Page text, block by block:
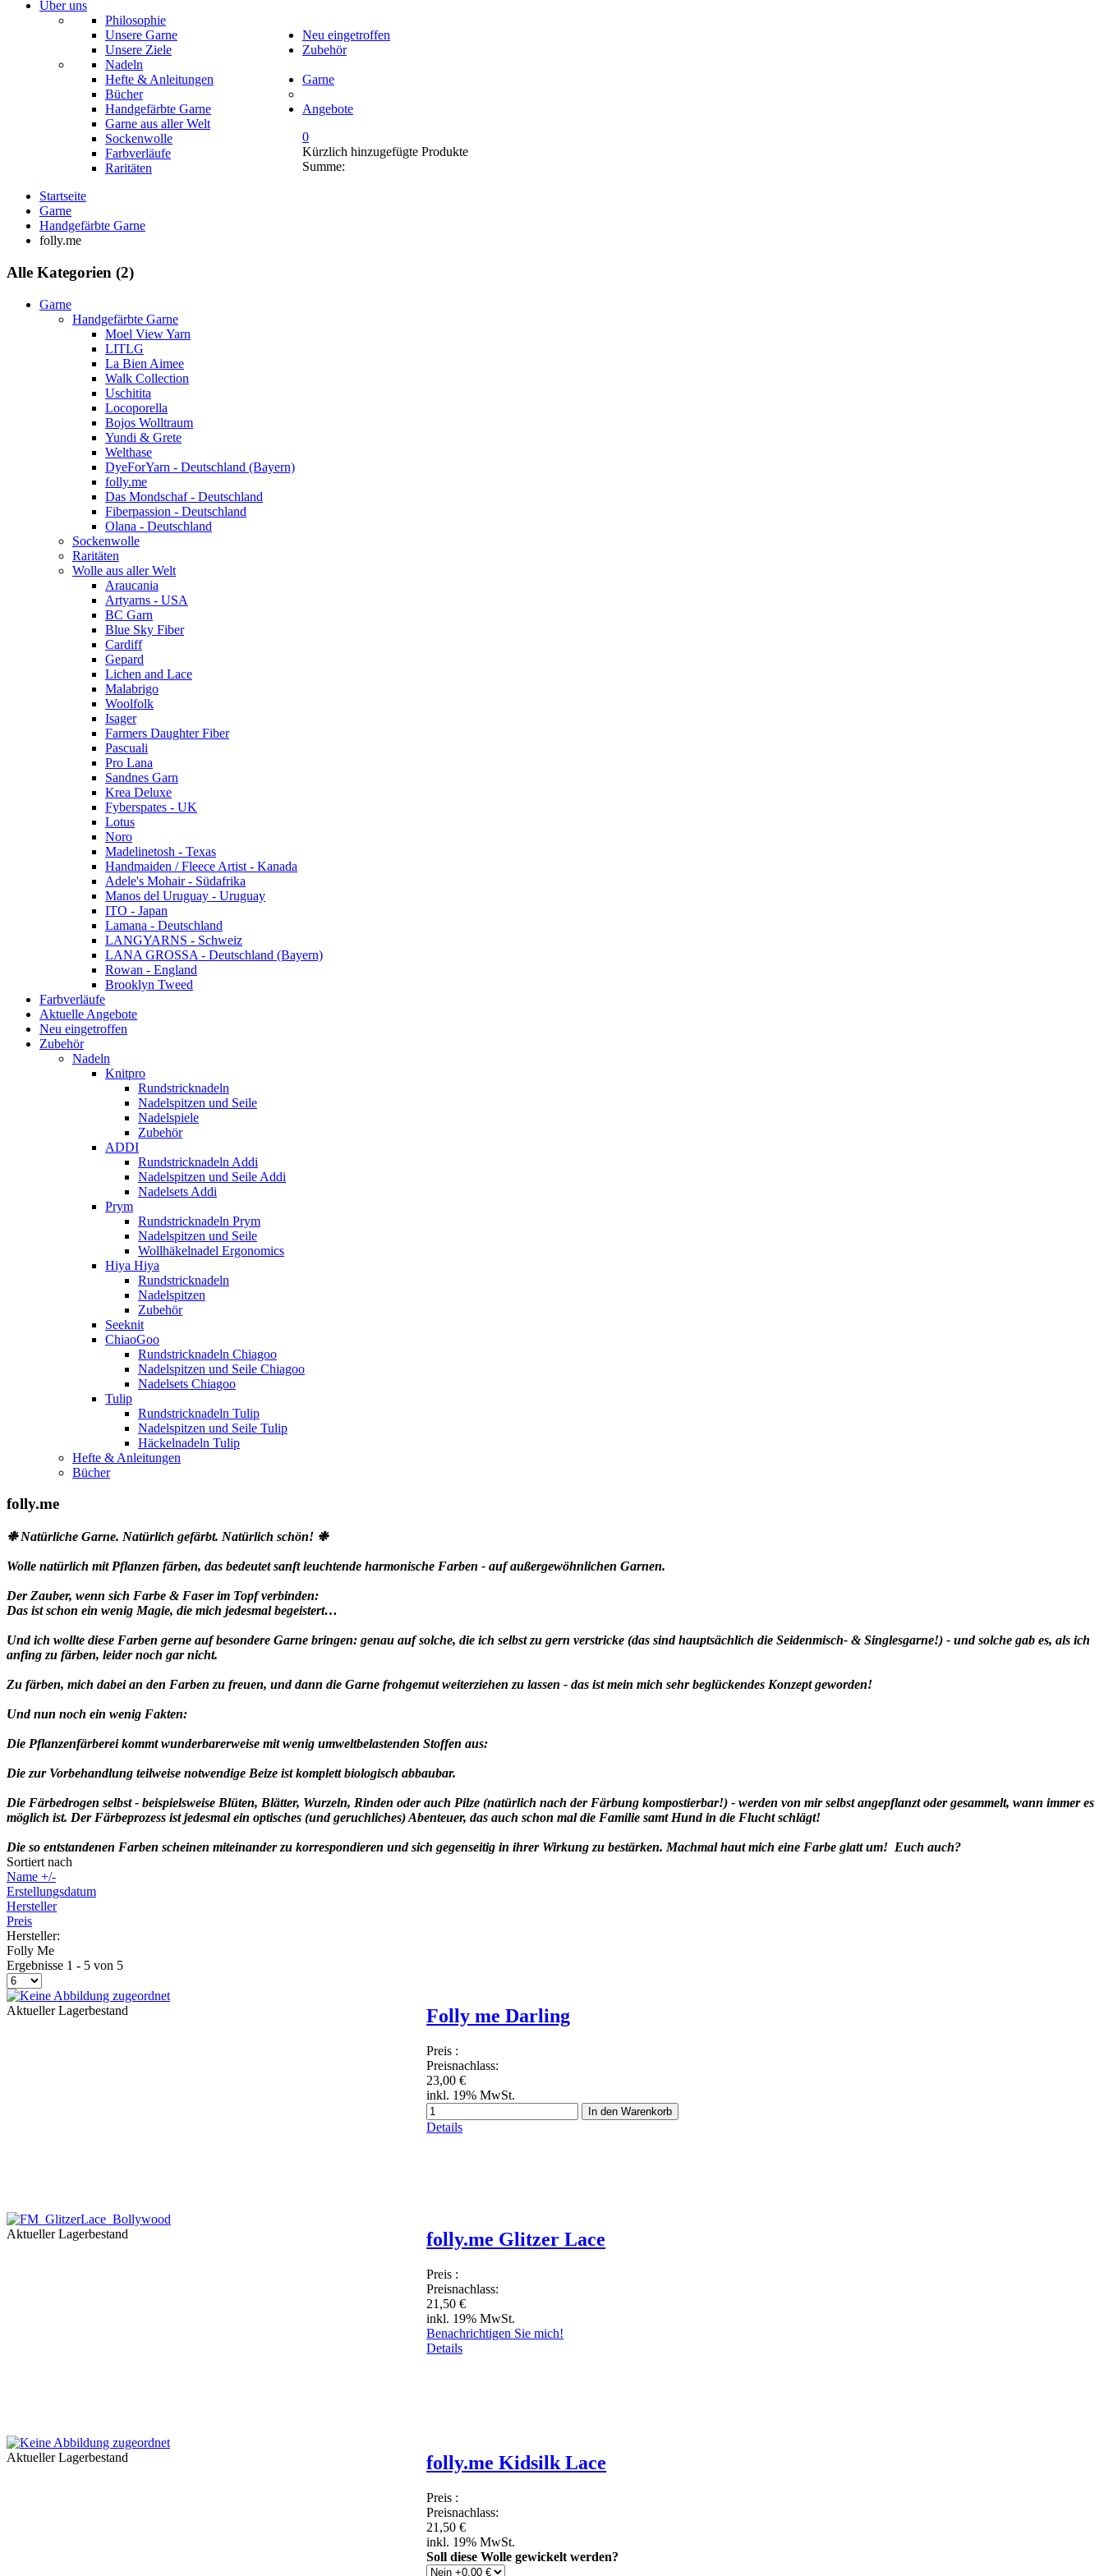
Über uns
Philosophie
Unsere Garne
Unsere Ziele
Neu eingetroffen
Zubehör
Nadeln
Hefte & Anleitungen
Bücher
Garne
Handgefärbte Garne
Garne aus aller Welt
Sockenwolle
Farbverläufe
Raritäten
Angebote
0
Kürzlich hinzugefügte Produkte
Summe:
Startseite
Garne
Handgefärbte Garne
folly.me
Alle Kategorien (2)
Garne
Handgefärbte Garne
Moel View Yarn
LITLG
La Bien Aimee
Walk Collection
Uschitita
Locoporella
Bojos Wolltraum
Yundi & Grete
Welthase
DyeForYarn - Deutschland (Bayern)
folly.me
Das Mondschaf - Deutschland
Fiberpassion - Deutschland
Olana - Deutschland
Sockenwolle
Raritäten
Wolle aus aller Welt
Araucania
Artyarns - USA
BC Garn
Blue Sky Fiber
Cardiff
Gepard
Lichen and Lace
Malabrigo
Woolfolk
Isager
Farmers Daughter Fiber
Pascuali
Pro Lana
Sandnes Garn
Krea Deluxe
Fyberspates - UK
Lotus
Noro
Madelinetosh - Texas
Handmaiden / Fleece Artist - Kanada
Adele's Mohair - Südafrika
Manos del Uruguay - Uruguay
ITO - Japan
Lamana - Deutschland
LANGYARNS - Schweiz
LANA GROSSA - Deutschland (Bayern)
Rowan - England
Brooklyn Tweed
Farbverläufe
Aktuelle Angebote
Neu eingetroffen
Zubehör
Nadeln
Knitpro
Rundstricknadeln
Nadelspitzen und Seile
Nadelspiele
Zubehör
ADDI
Rundstricknadeln Addi
Nadelspitzen und Seile Addi
Nadelsets Addi
Prym
Rundstricknadeln Prym
Nadelspitzen und Seile
Wollhäkelnadel Ergonomics
Hiya Hiya
Rundstricknadeln
Nadelspitzen
Zubehör
Seeknit
ChiaoGoo
Rundstricknadeln Chiagoo
Nadelspitzen und Seile Chiagoo
Nadelsets Chiagoo
Tulip
Rundstricknadeln Tulip
Nadelspitzen und Seile Tulip
Häckelnadeln Tulip
Hefte & Anleitungen
Bücher
folly.me
❉ Natürliche Garne. Natürlich gefärbt. Natürlich schön! ❉
Wolle natürlich mit Pflanzen färben, das bedeutet sanft leuchtende harmonische Farben - auf außergewöhnlichen Garnen.
Der Zauber, wenn sich Farbe & Faser im Topf verbinden:
Das ist schon ein wenig Magie, die mich jedesmal begeistert…
Und ich wollte diese Farben gerne auf besondere Garne bringen: genau auf solche, die ich selbst zu gern verstricke (das sind hauptsächlich die Seidenmisch- & Singlesgarne!) - und solche gab es, als ich
anfing zu färben, leider noch gar nicht.
Zu färben, mich dabei an den Farben zu freuen, und dann die Garne frohgemut weiterziehen zu lassen - das ist mein mich sehr beglückendes Konzept geworden!
Und nun noch ein wenig Fakten:
Die Pflanzenfärberei kommt wunderbarerweise mit wenig umweltbelastenden Stoffen aus:
Die zur Vorbehandlung teilweise notwendige Beize ist komplett biologisch abbaubar.
Die Färbedrogen selbst - beispielsweise Blüten, Blätter, Wurzeln, Rinden oder auch Pilze (natürlich nach der Färbung kompostierbar!) - werden von mir selbst angepflanzt oder gesammelt, wann immer es
möglich ist. Der Färbeprozess ist jedesmal ein optisches (und geruchliches) Abenteuer, das auch schon mal die Familie samt Hund in die Flucht schlägt!
Die so entstandenen Farben scheinen miteinander zu korrespondieren und sich gegenseitig in ihrer Wirkung zu bestärken. Machmal haut mich eine Farbe glatt um! Euch auch?
Sortiert nach
Name +/-
Erstellungsdatum
Hersteller
Preis
Hersteller:
Folly Me
Ergebnisse 1 - 5 von 5
Aktueller Lagerbestand Folly me Darling
Preis :
Preisnachlass:
23,00 €
inkl. 19% MwSt.
In den Warenkorb
Details
Aktueller Lagerbestand folly.me Glitzer Lace
Preis :
Preisnachlass:
21,50 €
inkl. 19% MwSt.
Benachrichtigen Sie mich!
Details
Aktueller Lagerbestand folly.me Kidsilk Lace
Preis :
Preisnachlass:
21,50 €
inkl. 19% MwSt.
Soll diese Wolle gewickelt werden?